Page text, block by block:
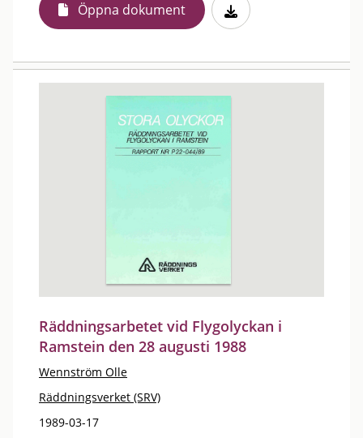
Öppna dokument
Räddningsarbetet vid Flygolyckan i
Ramstein den 28 augusti 1988
Wennström Olle
Räddningsverket (SRV)
1989-03-17